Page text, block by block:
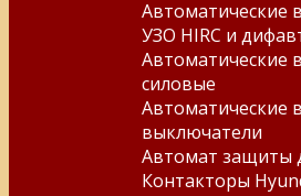
Автоматические
УЗО HIRC и
Автоматические
силовые
Автоматические
выключатели
Автомат защиты
Контакторы